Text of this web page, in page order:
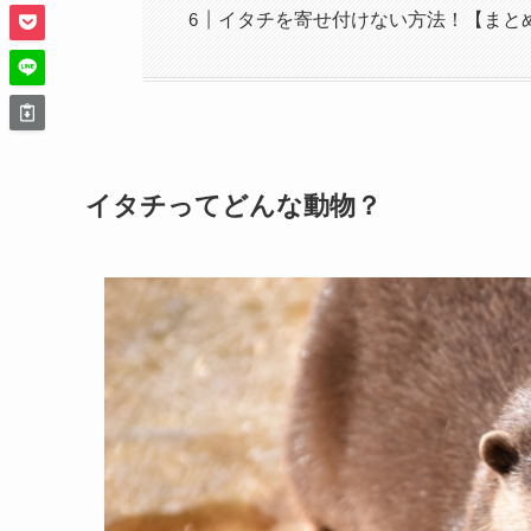
イタチを寄せ付けない方法！【まと
イタチってどんな動物？